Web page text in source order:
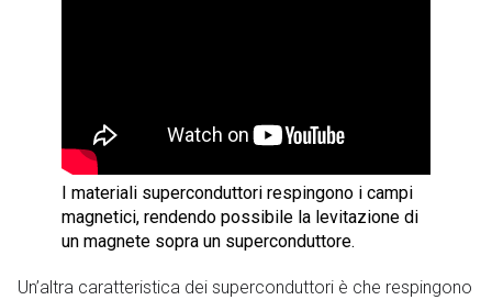
I materiali superconduttori respingono i campi
magnetici, rendendo possibile la levitazione di
un magnete sopra un superconduttore.
Un’altra caratteristica dei superconduttori è che respingono